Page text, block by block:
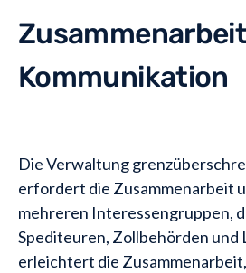
Kommunikation
Die Verwaltung
erfordert die Zusammenarbeit
mehreren Interessengruppen,
Spediteuren, Zollbehörden und
erleichtert die